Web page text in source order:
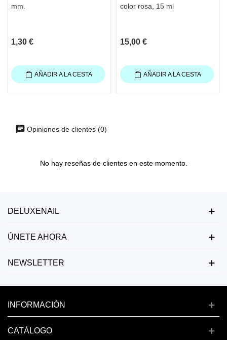
mm.
1,30 €
AÑADIR A LA CESTA
color rosa, 15 ml
15,00 €
AÑADIR A LA CESTA
Opiniones de clientes (0)
No hay reseñas de clientes en este momento.
DELUXENAIL
ÚNETE AHORA
NEWSLETTER
INFORMACIÓN
CATÁLOGO